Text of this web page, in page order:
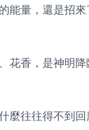
能量，還是招
花香，是神明
麼往往得不到回